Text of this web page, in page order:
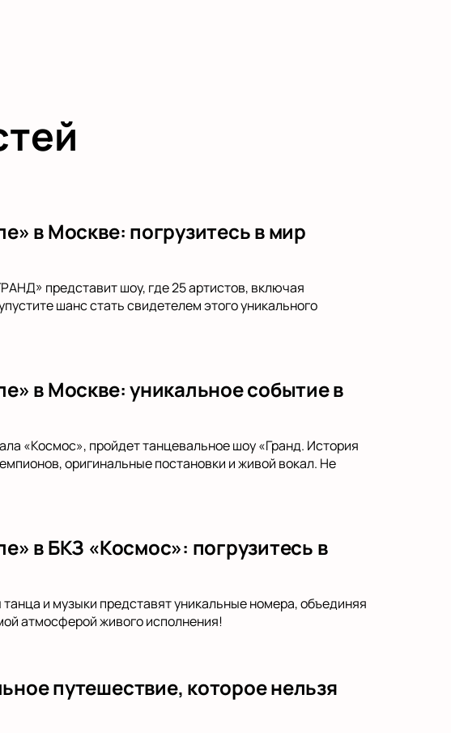
в Москве: погрузитесь в мир
представит шоу, где 25 артистов, включая
шанс стать свидетелем этого уникального
в Москве: уникальное событие в
«Космос», пройдет танцевальное шоу «Гранд. История
оригинальные постановки и живой вокал. Не
в БКЗ «Космос»: погрузитесь в
и музыки представят уникальные номера, объединяя
атмосферой живого исполнения!
путешествие, которое нельзя